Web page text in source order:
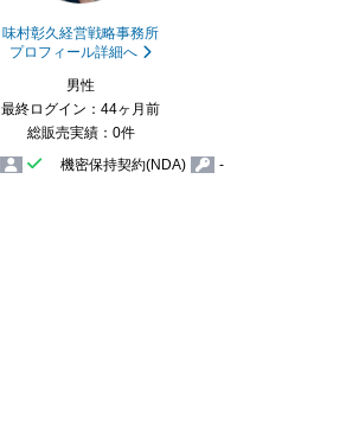
味村彰久経営戦略事務所
プロフィール詳細へ
男性
最終ログイン：44ヶ月前
総販売実績：0件
機密保持契約(NDA) -